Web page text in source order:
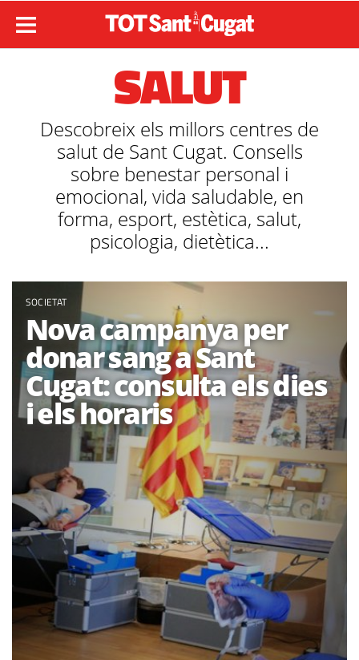
SALUT
Descobreix els millors centres de
salut de Sant Cugat. Consells
sobre benestar personal i
emocional, vida saludable, en
forma, esport, estètica, salut,
psicologia, dietètica...
SOCIETAT
Nova campanya per
donar sang a Sant
Cugat: consulta els dies
i els horaris